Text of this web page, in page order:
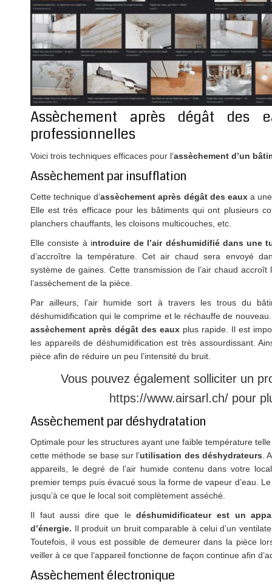
Assèchement après dégât des
professionnelles
Voici trois techniques efficaces pour l’assèchement d’un
Assèchement par insufflation
Cette technique d’assèchement après dégât des eauxa une
Elle est très efficace pour les bâtiments qui ont plusieurs
planchers chauffants, les cloisons multicouches, etc.
Elle consiste à introduire de l’air déshumidifié dans une
d’accroître la température. Cet air chaud sera envoyé
système de gaines. Cette transmission de l’air chaud
l’assèchement de la pièce.
Par ailleurs, l’air humide sort à travers les trous du
déshumidification qui le comprime et le réchauffe de
assèchement après dégât des eaux plus rapide. Il est
les appareils de déshumidification est très assourdissant.
pièce afin de réduire un peu l’intensité du bruit.
Vous pouvez également solliciter un
https://www.airsarl.ch/ pour
Assèchement par déshydratation
Optimale pour les structures ayant une faible température
cette méthode se base sur l’utilisation des déshydrateurs .
appareils, le degré de l’air humide contenu dans votre
premier temps puis évacué sous la forme de vapeur d’eau.
jusqu’à ce que le local soit complètement asséché.
Il faut aussi dire que ledéshumidificateur est un
d’énergie. Il produit un bruit comparable à celui d’un
Toutefois, il vous est possible de demeurer dans la pièce
veiller à ce que l’appareil fonctionne de façon continue afin
Assèchement électronique